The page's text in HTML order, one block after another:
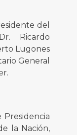
del
Ricardo
Lugones
General
la Nación,